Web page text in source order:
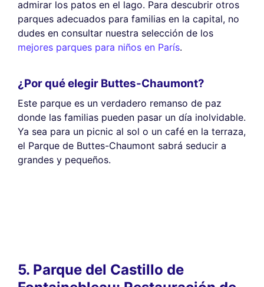
admirar los patos en el lago. Para descubrir otros
parques adecuados para familias en la capital, no
dudes en consultar nuestra selección de los
mejores parques para niños en París.
¿Por qué elegir Buttes-Chaumont?
Este parque es un verdadero remanso de paz
donde las familias pueden pasar un día inolvidable.
Ya sea para un picnic al sol o un café en la terraza,
el Parque de Buttes-Chaumont sabrá seducir a
grandes y pequeños.
5. Parque del Castillo de